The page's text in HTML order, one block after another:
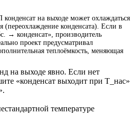
на выходе может охлаждаться
конденсата). Если в
→ конденсат», производитель
проект предусматривал
теплоёмкость, меняющая
на выходе явно. Если нет
«конденсат выходит при T_нас»
температуре